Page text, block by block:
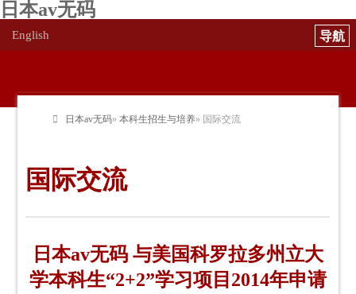
日本av无码
English
日本av无码»本科生招生与培养» 国际交流
国际交流
日本av无码 与美国科罗拉多州立大
学本科生“2+2”学习项目2014年申请